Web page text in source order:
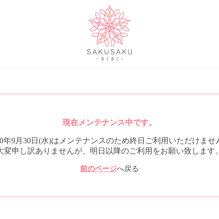
現在メンテナンス中です。
年9月30日(水)はメンテナンスのため終日ご利用いただけませ
変申し訳ありませんが、明日以降のご利用をお願い致します
前のページへ戻る